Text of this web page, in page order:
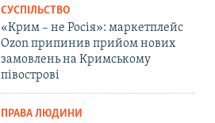
СУСПІЛЬСТВО
«Крим – не Росія»: маркетплейс
Ozon припинив прийом нових
замовлень на Кримському
півострові
ПРАВА ЛЮДИНИ